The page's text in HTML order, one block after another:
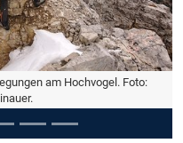
am Hochvogel. Foto: